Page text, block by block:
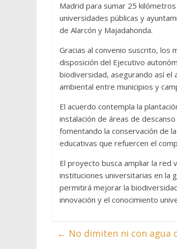
Madrid para sumar 25
universidades públicas y
de Alarcón y Majadahonda.
Gracias al convenio suscrito, los
disposición del Ejecutivo
biodiversidad, asegurando así el
ambiental entre municipios y
El acuerdo contempla la
instalación de áreas de
fomentando la conservación de
educativas que refuercen el
El proyecto busca ampliar la red
instituciones universitarias en la
permitirá mejorar la
innovación y el conocimiento
← No dimiten ni con agua